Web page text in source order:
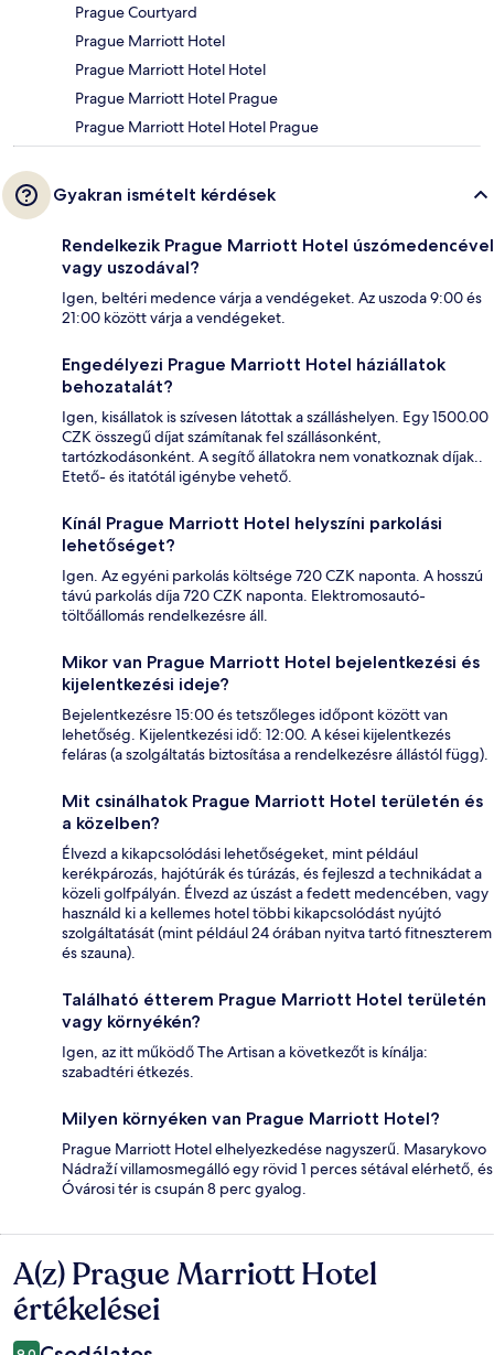
Prague Courtyard
Prague Marriott Hotel
Prague Marriott Hotel Hotel
Prague Marriott Hotel Prague
Prague Marriott Hotel Hotel Prague
Gyakran ismételt kérdések
Rendelkezik Prague Marriott Hotel úszómedencével
vagy uszodával?
Igen, beltéri medence várja a vendégeket. Az uszoda 9:00 és
21:00 között várja a vendégeket.
Engedélyezi Prague Marriott Hotel háziállatok
behozatalát?
Igen, kisállatok is szívesen látottak a szálláshelyen. Egy 1500.00
CZK összegű díjat számítanak fel szállásonként,
tartózkodásonként. A segítő állatokra nem vonatkoznak díjak..
Etető- és itatótál igénybe vehető.
Kínál Prague Marriott Hotel helyszíni parkolási
lehetőséget?
Igen. Az egyéni parkolás költsége 720 CZK naponta. A hosszú
távú parkolás díja 720 CZK naponta. Elektromosautó-
töltőállomás rendelkezésre áll.
Mikor van Prague Marriott Hotel bejelentkezési és
kijelentkezési ideje?
Bejelentkezésre 15:00 és tetszőleges időpont között van
lehetőség. Kijelentkezési idő: 12:00. A kései kijelentkezés
feláras (a szolgáltatás biztosítása a rendelkezésre állástól függ).
Mit csinálhatok Prague Marriott Hotel területén és
a közelben?
Élvezd a kikapcsolódási lehetőségeket, mint például
kerékpározás, hajótúrák és túrázás, és fejleszd a technikádat a
közeli golfpályán. Élvezd az úszást a fedett medencében, vagy
használd ki a kellemes hotel többi kikapcsolódást nyújtó
szolgáltatását (mint például 24 órában nyitva tartó fitneszterem
és szauna).
Található étterem Prague Marriott Hotel területén
vagy környékén?
Igen, az itt működő The Artisan a következőt is kínálja:
szabadtéri étkezés.
Milyen környéken van Prague Marriott Hotel?
Prague Marriott Hotel elhelyezkedése nagyszerű. Masarykovo
Nádraží villamosmegálló egy rövid 1 perces sétával elérhető, és
Óvárosi tér is csupán 8 perc gyalog.
Értékelések
A(z) Prague Marriott Hotel
értékelései